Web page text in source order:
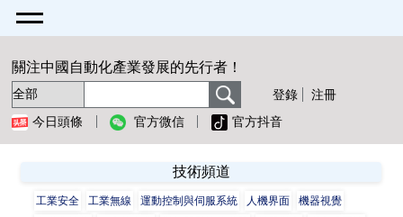
關注中國自動化產業發展的先行者！
登錄
注冊
今日頭條
官方微信 官方抖音
技術頻道
工業安全 工業無線 運動控制與伺服系統 人機界面
機器視覺